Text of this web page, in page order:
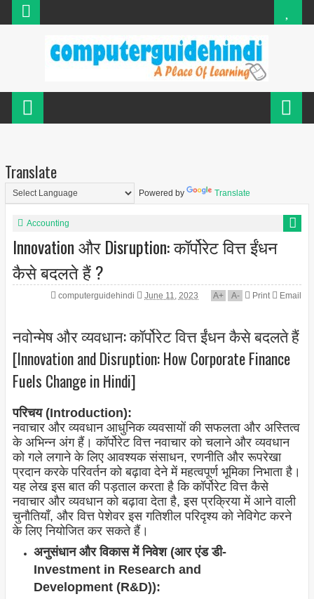
Translate
Powered by Translate
Accounting
Innovation और Disruption: कॉर्पोरेट वित्त ईंधन
कैसे बदलते हैं ?
computerguidehindi June 11, 2023 A+ A- Print Email
नवोन्मेष और व्यवधान: कॉर्पोरेट वित्त ईंधन कैसे बदलते हैं
[Innovation and Disruption: How Corporate Finance
Fuels Change in Hindi]
परिचय (Introduction):
नवाचार और व्यवधान आधुनिक व्यवसायों की सफलता और अस्तित्व
के अभिन्न अंग हैं। कॉर्पोरेट वित्त नवाचार को चलाने और व्यवधान
को गले लगाने के लिए आवश्यक संसाधन, रणनीति और रूपरेखा
प्रदान करके परिवर्तन को बढ़ावा देने में महत्वपूर्ण भूमिका निभाता है।
यह लेख इस बात की पड़ताल करता है कि कॉर्पोरेट वित्त कैसे
नवाचार और व्यवधान को बढ़ावा देता है, इस प्रक्रिया में आने वाली
चुनौतियाँ, और वित्त पेशेवर इस गतिशील परिदृश्य को नेविगेट करने
के लिए नियोजित कर सकते हैं।
अनुसंधान और विकास में निवेश (आर एंड डी-
Investment in Research and
Development (R&D)):